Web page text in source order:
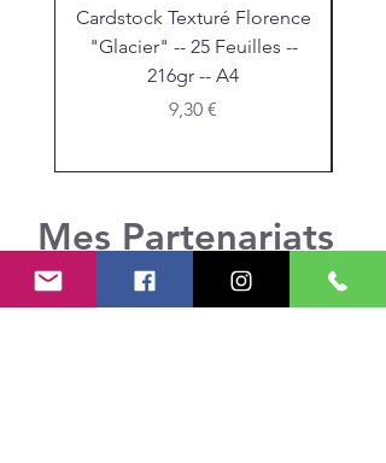
Cardstock Texturé Florence
"Glacier" -- 25 Feuilles --
216gr -- A4
Prix
9,30 €
Mes Partenariats